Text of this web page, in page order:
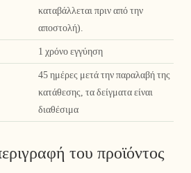
καταβάλλεται πριν από την
αποστολή).
1 χρόνο εγγύηση
45 ημέρες μετά την παραλαβή της
κατάθεσης, τα δείγματα είναι
διαθέσιμα
του προϊόντος